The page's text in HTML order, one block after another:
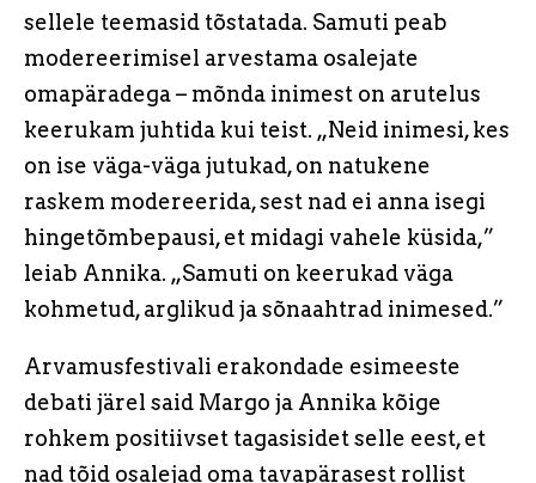
sellele teemasid tõstatada. Samuti peab
modereerimisel arvestama osalejate
omapäradega – mõnda inimest on arutelus
keerukam juhtida kui teist. „Neid inimesi, kes
on ise väga-väga jutukad, on natukene
raskem modereerida, sest nad ei anna isegi
hingetõmbepausi, et midagi vahele küsida,”
leiab Annika. „Samuti on keerukad väga
kohmetud, arglikud ja sõnaahtrad inimesed.”
Arvamusfestivali erakondade esimeeste
debati järel said Margo ja Annika kõige
rohkem positiivset tagasisidet selle eest, et
nad tõid osalejad oma tavapärasest rollist